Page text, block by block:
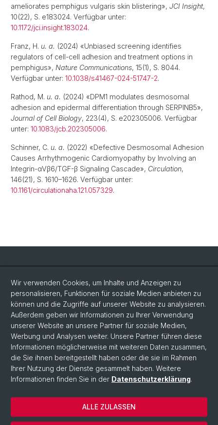
ameliorates pemphigus vulgaris skin blistering», JCI Insight,
10(22), S. e183024. Verfügbar unter:
10.1172/jci.insight.183024.
Franz, H. u. a. (2024) «Unbiased screening identifies
regulators of cell-cell adhesion and treatment options in
pemphigus», Nature Communications, 15(1), S. 8044.
Verfügbar unter: 10.1038/s41467-024-51747-2.
Rathod, M. u. a. (2024) «DPM1 modulates desmosomal
adhesion and epidermal differentiation through SERPINB5»,
Journal of Cell Biology, 223(4), S. e202305006. Verfügbar
unter: 10.1083/jcb.202305006.
Schinner, C. u. a. (2022) «Defective Desmosomal Adhesion
Causes Arrhythmogenic Cardiomyopathy by Involving an
Integrin-αVβ6/TGF-β Signaling Cascade», Circulation,
146(21), S. 1610–1626. Verfügbar unter:
10.1161/circulationaha.121.057329.
Social Media
LinkedIn
Bluesky
Vimeo
© Universität Basel
Datenschutzerklärung
Wir verwenden Cookies, um Inhalte und Anzeigen zu
personalisieren, Funktionen für soziale Medien anbieten zu
können und die Zugriffe auf unserer Website zu analysieren.
Außerdem geben wir Informationen zu Ihrer Verwendung
unserer Website an unsere Partner für soziale Medien,
Werbung und Analysen weiter. Unsere Partner führen diese
Informationen möglicherweise mit weiteren Daten zusammen,
die Sie ihnen bereitgestellt haben oder die sie im Rahmen
Ihrer Nutzung der Dienste gesammelt haben. Weitere
Informationen finden Sie in der Datenschutzerklärung.
ALLE ZULASSEN